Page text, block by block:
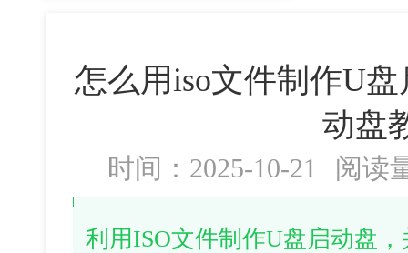
怎么用iso文件制作U
动盘
时间：2025-10-21 阅读
利用ISO文件制作U盘启动盘